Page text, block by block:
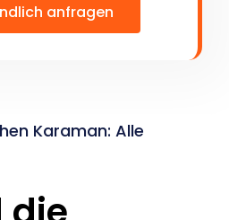
anfragen
Karaman: Alle